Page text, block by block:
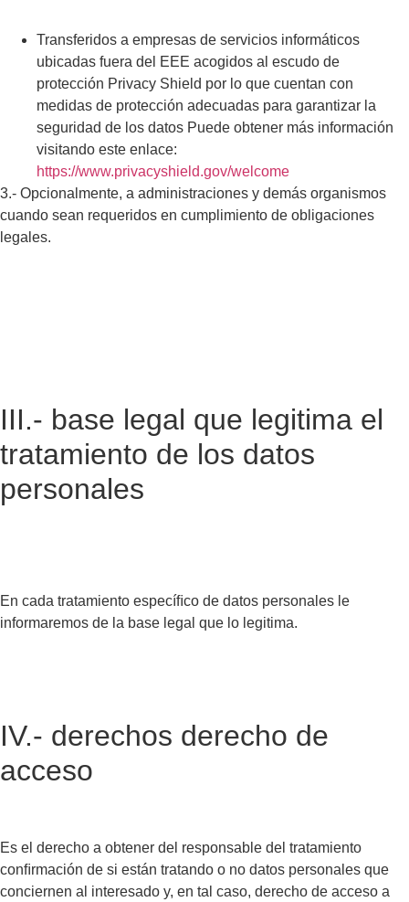
Transferidos a empresas de servicios informáticos
ubicadas fuera del EEE acogidos al escudo de
protección Privacy Shield por lo que cuentan con
medidas de protección adecuadas para garantizar la
seguridad de los datos Puede obtener más información
visitando este enlace:
https://www.privacyshield.gov/welcome
3.- Opcionalmente, a administraciones y demás organismos
cuando sean requeridos en cumplimiento de obligaciones
legales.
III.- base legal que legitima el
tratamiento de los datos
personales
En cada tratamiento especíﬁco de datos personales le
informaremos de la base legal que lo legitima.
IV.- derechos derecho de
acceso
Es el derecho a obtener del responsable del tratamiento
conﬁrmación de si están tratando o no datos personales que
conciernen al interesado y, en tal caso, derecho de acceso a